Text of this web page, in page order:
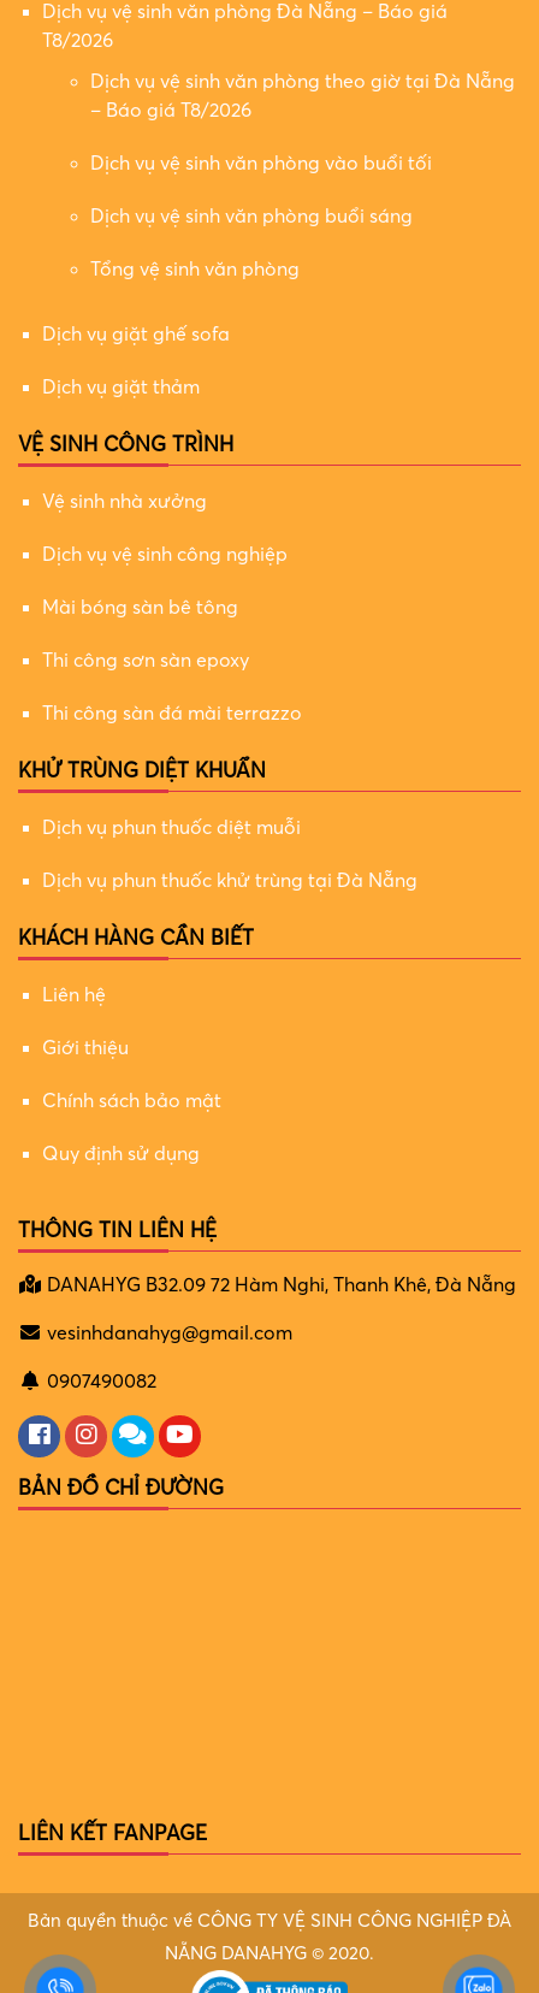
Dịch vụ vệ sinh văn phòng Đà Nẵng – Báo giá
T8/2026
Dịch vụ vệ sinh văn phòng theo giờ tại Đà Nẵng
– Báo giá T8/2026
Dịch vụ vệ sinh văn phòng vào buổi tối
Dịch vụ vệ sinh văn phòng buổi sáng
Tổng vệ sinh văn phòng
Dịch vụ giặt ghế sofa
Dịch vụ giặt thảm
VỆ SINH CÔNG TRÌNH
Vệ sinh nhà xưởng
Dịch vụ vệ sinh công nghiệp
Mài bóng sàn bê tông
Thi công sơn sàn epoxy
Thi công sàn đá mài terrazzo
KHỬ TRÙNG DIỆT KHUẨN
Dịch vụ phun thuốc diệt muỗi
Dịch vụ phun thuốc khử trùng tại Đà Nẵng
KHÁCH HÀNG CẦN BIẾT
Liên hệ
Giới thiệu
Chính sách bảo mật
Quy định sử dụng
THÔNG TIN LIÊN HỆ
DANAHYG B32.09 72 Hàm Nghi, Thanh Khê, Đà Nẵng
vesinhdanahyg@gmail.com
0907490082
BẢN ĐỒ CHỈ ĐƯỜNG
LIÊN KẾT FANPAGE
Bản quyền thuộc về CÔNG TY VỆ SINH CÔNG NGHIỆP ĐÀ
NẴNG DANAHYG © 2020.